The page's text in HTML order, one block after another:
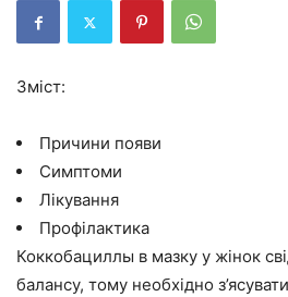
Зміст:
Причини появи
Симптоми
Лікування
Профілактика
Коккобациллы в мазку у жінок
балансу, тому необхідно